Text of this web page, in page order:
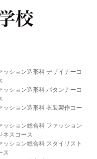
ッション造形科 デザイナーコ
ッション造形科 パタンナーコ
ッション造形科 衣装製作コー
ッション総合科 ファッション
ネスコース
ッション総合科 スタイリスト
ス